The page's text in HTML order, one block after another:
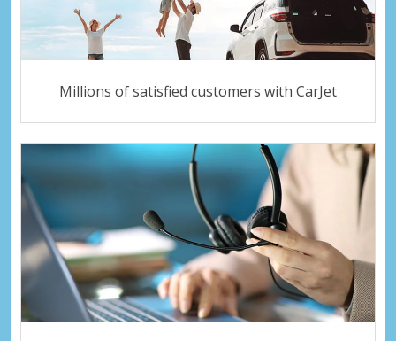
Millions of satisfied customers with CarJet